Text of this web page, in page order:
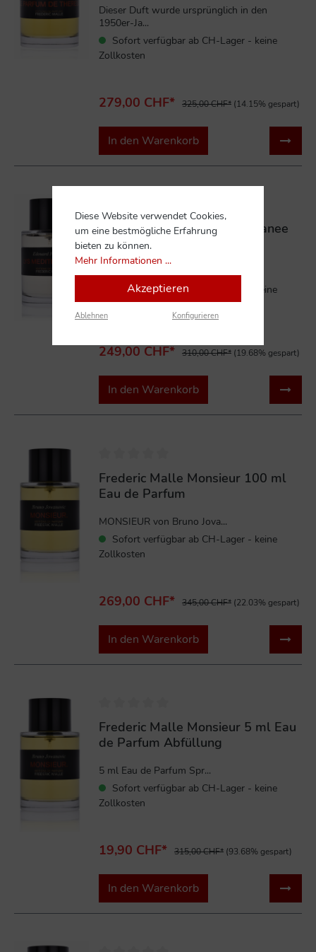
Dieser Duft wurde ursprünglich in den
1950er-Ja...
Sofort verfügbar ab CH-Lager - keine
Zollkosten
279,00 CHF* 325,00 CHF* (14.15% gespart)
In den Warenkorb
Frederic Malle Lys Mediterranee
100 ml Eau de Parfum
LYS MEDITERRANEE von Ed...
Sofort verfügbar ab CH-Lager - keine
Zollkosten
249,00 CHF* 310,00 CHF* (19.68% gespart)
In den Warenkorb
Frederic Malle Monsieur 100 ml
Eau de Parfum
MONSIEUR von Bruno Jova...
Sofort verfügbar ab CH-Lager - keine
Zollkosten
269,00 CHF* 345,00 CHF* (22.03% gespart)
In den Warenkorb
Frederic Malle Monsieur 5 ml Eau
de Parfum Abfüllung
5 ml Eau de Parfum Spr...
Sofort verfügbar ab CH-Lager - keine
Zollkosten
19,90 CHF* 315,00 CHF* (93.68% gespart)
In den Warenkorb
Diese Website verwendet Cookies,
um eine bestmögliche Erfahrung
bieten zu können.
Mehr Informationen ...
Akzeptieren
Ablehnen Konfigurieren